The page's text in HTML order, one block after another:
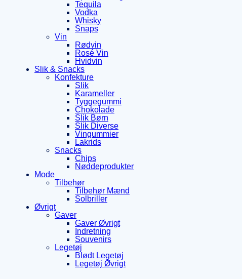
Tequila
Vodka
Whisky
Snaps
Vin
Rødvin
Rosé Vin
Hvidvin
Slik & Snacks
Konfekture
Slik
Karameller
Tyggegummi
Chokolade
Slik Børn
Slik Diverse
Vingummier
Lakrids
Snacks
Chips
Nøddeprodukter
Mode
Tilbehør
Tilbehør Mænd
Solbriller
Øvrigt
Gaver
Gaver Øvrigt
Indretning
Souvenirs
Legetøj
Blødt Legetøj
Legetøj Øvrigt